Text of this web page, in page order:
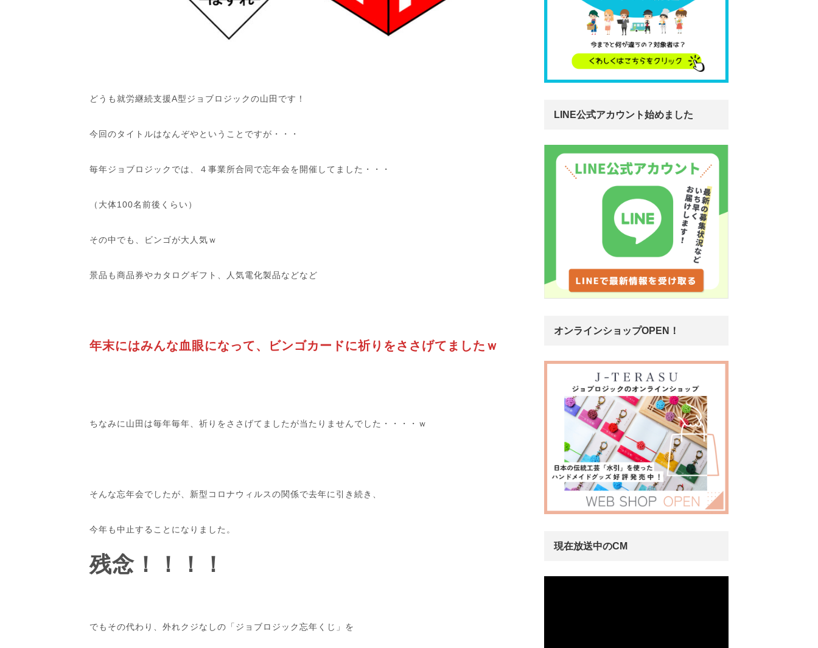
どうも就労継続支援A型ジョブロジックの山田です！
今回のタイトルはなんぞやということですが・・・
毎年ジョブロジックでは、４事業所合同で忘年会を開催してました・・・
（大体100名前後くらい）
その中でも、ビンゴが大人気ｗ
景品も商品券やカタログギフト、人気電化製品などなど
年末にはみんな血眼になって、ビンゴカードに祈りをささげてましたｗ
ちなみに山田は毎年毎年、祈りをささげてましたが当たりませんでした・・・・ｗ
そんな忘年会でしたが、新型コロナウィルスの関係で去年に引き続き、
今年も中止することになりました。
残念！！！！
でもその代わり、外れクジなしの「ジョブロジック忘年くじ」を
LINE公式アカウント始めました
オンラインショップOPEN！
現在放送中のCM